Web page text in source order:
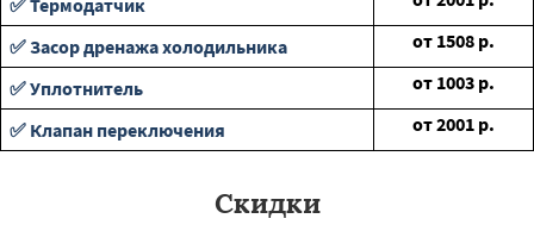
✅ Термодатчик
✅ Засор дренажа холодильника
от 1508 р.
✅ Уплотнитель
от 1003 р.
✅ Клапан переключения
от2001 р.
Скидки